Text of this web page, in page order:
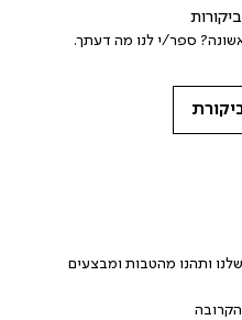
ספר/י לנו מה דעתך.
הצטרפו חינם למועדון הלקוחות שלנו ותהנו מהטבות ומבצעים